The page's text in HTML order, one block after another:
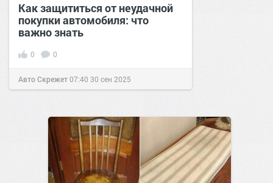
Как защититься от неудачной
покупки автомобиля: что
важно знать
0 0
Авто Скрежет07:40 30 сен 2025